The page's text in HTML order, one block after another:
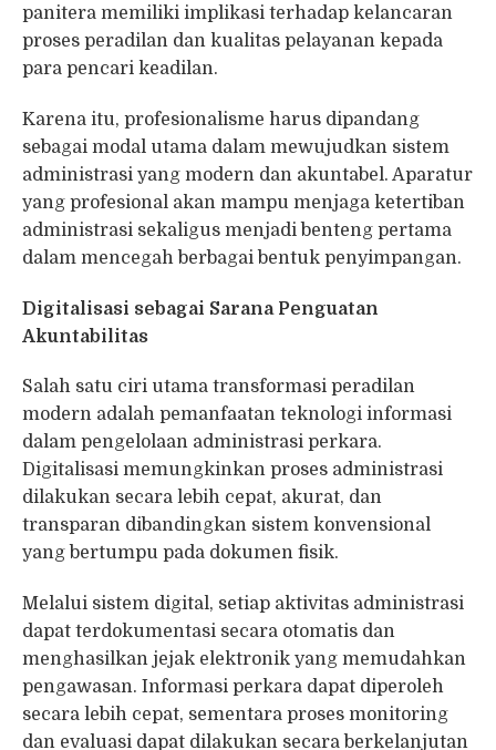
panitera memiliki implikasi terhadap kelancaran
proses peradilan dan kualitas pelayanan kepada
para pencari keadilan.
Karena itu, profesionalisme harus dipandang
sebagai modal utama dalam mewujudkan sistem
administrasi yang modern dan akuntabel. Aparatur
yang profesional akan mampu menjaga ketertiban
administrasi sekaligus menjadi benteng pertama
dalam mencegah berbagai bentuk penyimpangan.
Digitalisasi sebagai Sarana Penguatan
Akuntabilitas
Salah satu ciri utama transformasi peradilan
modern adalah pemanfaatan teknologi informasi
dalam pengelolaan administrasi perkara.
Digitalisasi memungkinkan proses administrasi
dilakukan secara lebih cepat, akurat, dan
transparan dibandingkan sistem konvensional
yang bertumpu pada dokumen fisik.
Melalui sistem digital, setiap aktivitas administrasi
dapat terdokumentasi secara otomatis dan
menghasilkan jejak elektronik yang memudahkan
pengawasan. Informasi perkara dapat diperoleh
secara lebih cepat, sementara proses monitoring
dan evaluasi dapat dilakukan secara berkelanjutan